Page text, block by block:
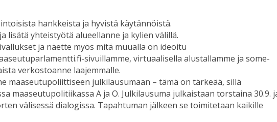
hankkeista ja hyvistä käytännöistä.
lisätä yhteistyötä alueellanne ja kylien välillä.
ja näette myös mitä muualla on ideoitu
sivuillamme, virtuaalisella alustallamme ja some-
verkostoanne laajemmalle.
maaseutupoliittiseen julkilausumaan – tämä on tärkeää, sillä
maaseutupolitiikassa A ja O. Julkilausuma julkaistaan torstaina 30.9.
välisessä dialogissa. Tapahtuman jälkeen se toimitetaan kaikille